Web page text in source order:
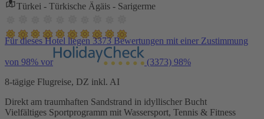
Türkei - Türkische Ägäis - Sarigerme
Für dieses Hotel liegen 3373 Bewertungen mit einer Zustimmung
von 98% vor (3373) 98%
8-tägige Flugreise, DZ inkl. AI
Direkt am traumhaften Sandstrand in idyllischer Bucht
Vielfältiges Sportprogramm mit Wassersport, Tennis & Fitness